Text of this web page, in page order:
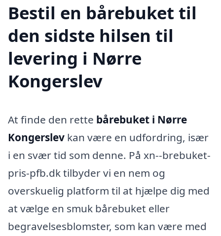
Bestil en bårebuket til
den sidste hilsen til
levering i Nørre
Kongerslev
At finde den rette bårebuket i Nørre
Kongerslev kan være en udfordring, især
i en svær tid som denne. På xn--brebuket-
pris-pfb.dk tilbyder vi en nem og
overskuelig platform til at hjælpe dig med
at vælge en smuk bårebuket eller
begravelsesblomster, som kan være med